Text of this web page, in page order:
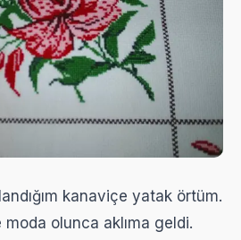
kanaviçe yatak örtüm.
olunca aklıma geldi.